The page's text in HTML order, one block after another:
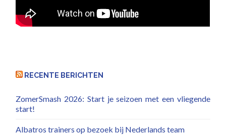
RECENTE BERICHTEN
ZomerSmash 2026: Start je seizoen met een vliegende
start!
Albatros trainers op bezoek bij Nederlands team